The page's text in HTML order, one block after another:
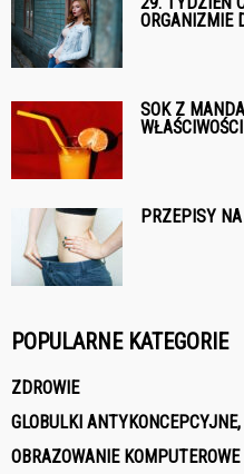
ORGANIZMIE
SOK Z
WŁAŚCIWOŚCI
PRZEPISY
POPULARNE KATEGORIE
ZDROWIE
GLOBULKI
OBRAZOWANIE KOMPUTEROWE